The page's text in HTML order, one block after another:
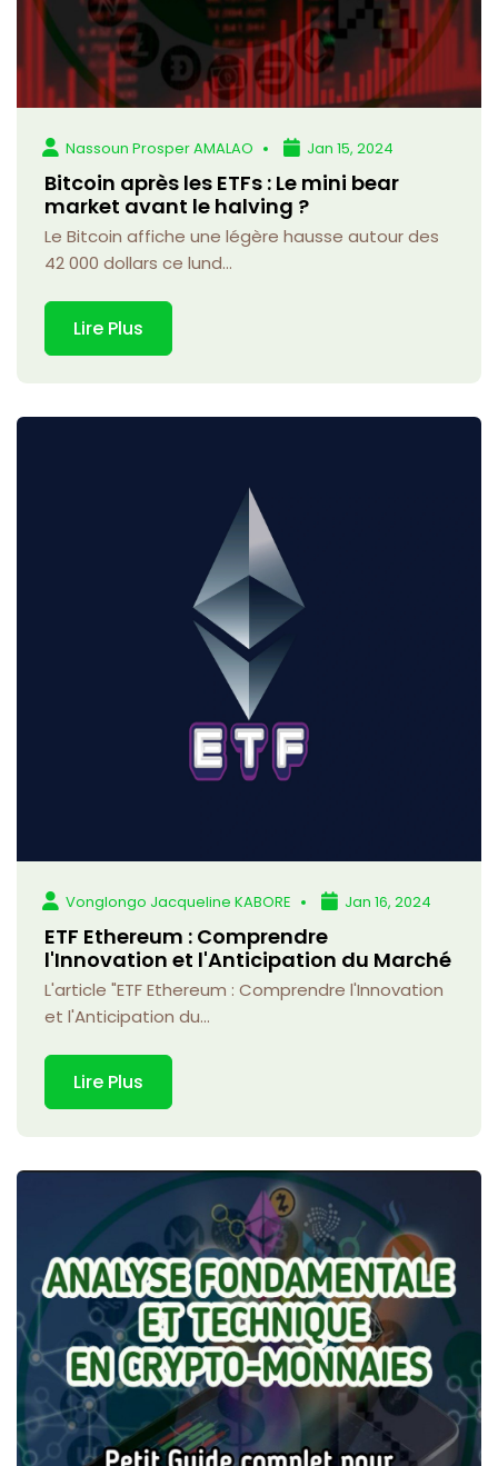
Nassoun Prosper AMALAO Jan 15, 2024
Bitcoin après les ETFs : Le mini bear
market avant le halving ?
Le Bitcoin affiche une légère hausse autour des
42 000 dollars ce lund...
Lire Plus
Vonglongo Jacqueline KABORE Jan 16, 2024
ETF Ethereum : Comprendre
l'Innovation et l'Anticipation du Marché
L'article "ETF Ethereum : Comprendre l'Innovation
et l'Anticipation du...
Lire Plus